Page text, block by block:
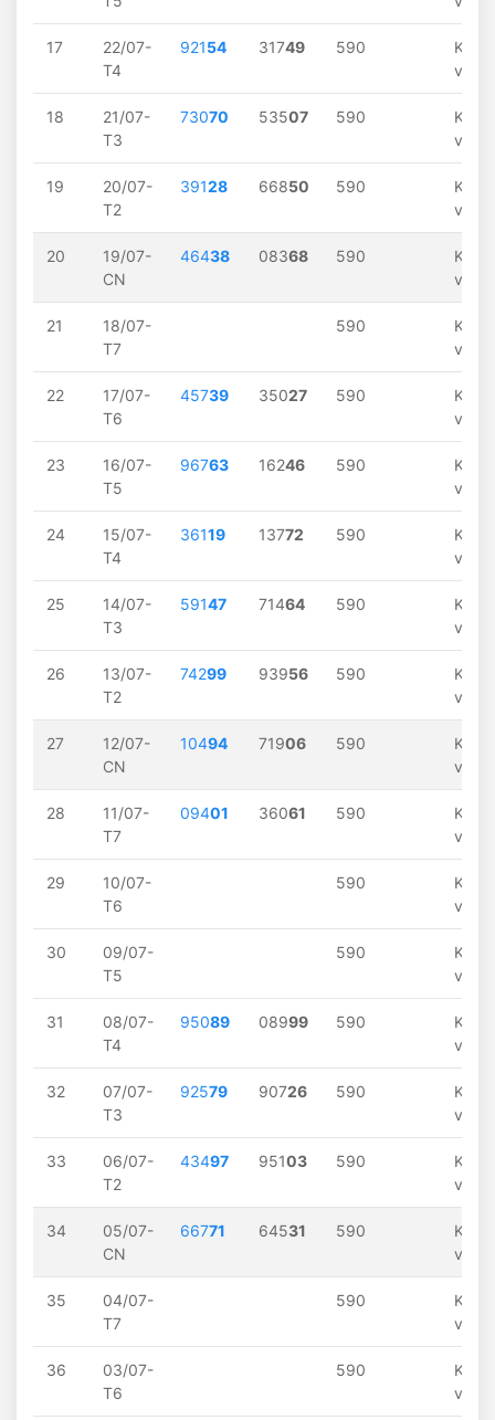
17
22/07-
T4
92154 31749 590
về
18
21/07-
T3
73070 53507 590
về
19
20/07-
T2
39128 66850 590
về
20
19/07-
CN
46438 08368 590
về
21
18/07-
T7
590
về
22
17/07-
T6
45739 35027 590
về
23
16/07-
T5
96763 16246 590
về
24
15/07-
T4
36119 13772 590
về
25
14/07-
T3
59147 71464 590
về
26
13/07-
T2
74299 93956 590
về
27
12/07-
CN
10494 71906 590
về
28
11/07-
T7
09401 36061 590
về
29
10/07-
T6
590
về
30
09/07-
T5
590
về
31
08/07-
T4
95089 08999 590
về
32
07/07-
T3
92579 90726 590
về
33
06/07-
T2
43497 95103 590
về
34
05/07-
CN
66771 64531 590
về
35
04/07-
T7
590
về
36
03/07-
T6
590
về